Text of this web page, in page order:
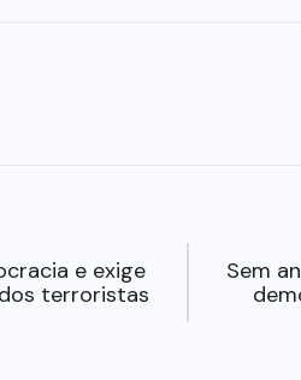
e exige
terroristas
Sem